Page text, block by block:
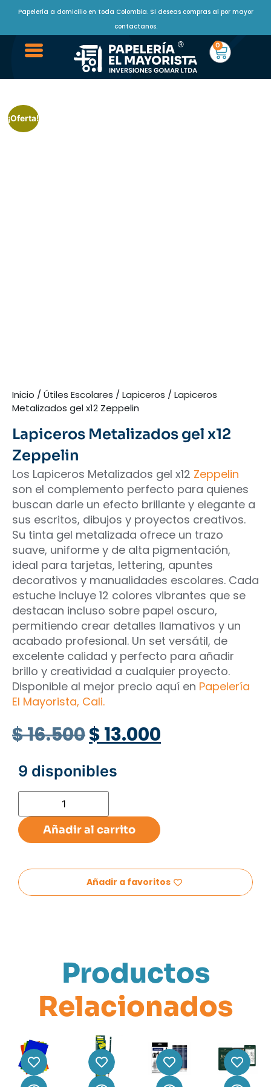
Papelería a domicilio en toda Colombia. Si deseas compras al por mayor
contactanos.
0
¡Oferta!
Inicio / Útiles Escolares / Lapiceros / Lapiceros
Metalizados gel x12 Zeppelin
Lapiceros Metalizados gel x12
Zeppelin
Los Lapiceros Metalizados gel x12 Zeppelin
son el complemento perfecto para quienes
buscan darle un efecto brillante y elegante a
sus escritos, dibujos y proyectos creativos.
Su tinta gel metalizada ofrece un trazo
suave, uniforme y de alta pigmentación,
ideal para tarjetas, lettering, apuntes
decorativos y manualidades escolares. Cada
estuche incluye 12 colores vibrantes que se
destacan incluso sobre papel oscuro,
permitiendo crear detalles llamativos y un
acabado profesional. Un set versátil, de
excelente calidad y perfecto para añadir
brillo y creatividad a cualquier proyecto.
Disponible al mejor precio aquí en Papelería
El Mayorista, Cali.
$16.500$13.000
9 disponibles
Añadir al carrito
Añadir a favoritos
Productos
Relacionados